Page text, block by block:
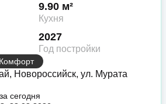
9.90 м²
Кухня
2027
Год постройки
Комфорт
Новороссийск, ул. Мурата
за сегодня